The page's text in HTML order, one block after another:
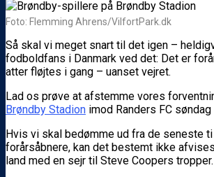
Foto: Flemming Ahrens/VilfortPark.dk
Så skal vi meget snart til det igen –
fodboldfans i Danmark ved det: Det er
atter fløjtes i gang – uanset vejret.
Lad os prøve at afstemme vores
Brøndby Stadion imod Randers FC søndag
Hvis vi skal bedømme ud fra de seneste
forårsåbnere, kan det bestemt ikke
land med en sejr til Steve Coopers tropper.